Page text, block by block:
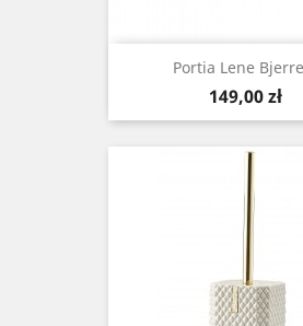
Portia Lene
Cena
149,00 zł